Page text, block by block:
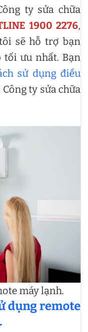
ty sửa chữa
1900 2276,
sẽ hỗ trợ bạn
tối ưu nhất. Bạn
sử dụng điều
ty sửa chữa
máy lạnh.
dụng remote